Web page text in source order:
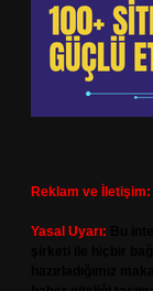
Reklam ve İletişim:
Yasal Uyarı: